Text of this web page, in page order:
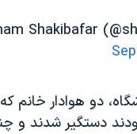
دو هوادار خانم
دستگیر شدند و